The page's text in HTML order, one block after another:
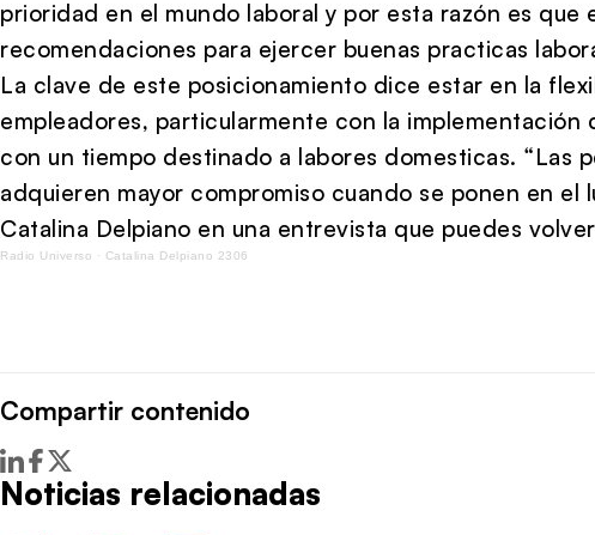
prioridad en el mundo laboral y por esta razón es que
recomendaciones para ejercer buenas practicas
La clave de este posicionamiento dice estar en la
empleadores, particularmente con la implementación
con un tiempo destinado a labores domesticas. “Las
adquieren mayor compromiso cuando se ponen en el
Catalina Delpiano en una entrevista que puedes
Radio Universo · Catalina Delpiano 2306
Compartir contenido
Noticias relacionadas